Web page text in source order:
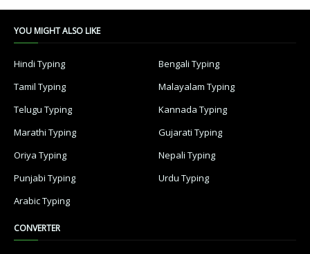
YOU MIGHT ALSO LIKE
Hindi Typing
Bengali Typing
Tamil Typing
Malayalam Typing
Telugu Typing
Kannada Typing
Marathi Typing
Gujarati Typing
Oriya Typing
Nepali Typing
Punjabi Typing
Urdu Typing
Arabic Typing
CONVERTER